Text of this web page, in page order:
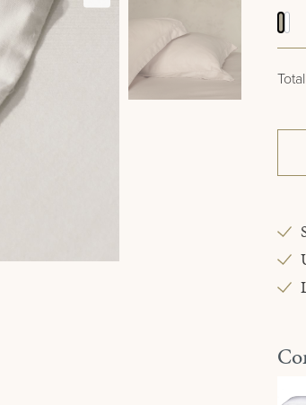
Linen
Wit
Total